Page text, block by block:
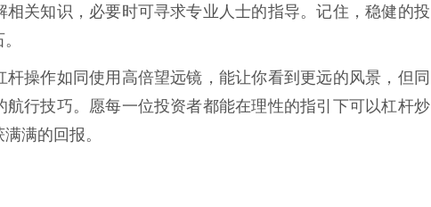
相关知识，必要时可寻求专业人士的指导。记住，稳健的投
操作如同使用高倍望远镜，能让你看到更远的风景，但同
航行技巧。愿每一位投资者都能在理性的指引下可以杠杆炒
满的回报。